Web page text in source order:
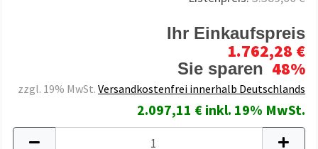
Ihr Einkaufspreis
1.762,28 €
Sie sparen 48%
zzgl. 19% MwSt. Versandkostenfrei innerhalb Deutschlands
2.097,11 € inkl. 19% MwSt.